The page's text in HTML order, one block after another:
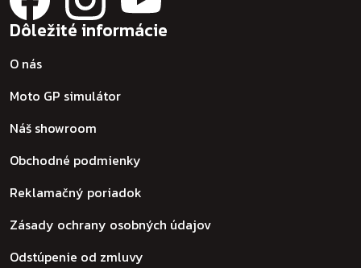
Dôležité informácie
O nás
Moto GP simulátor
Náš showroom
Obchodné podmienky
Reklamačný poriadok
Zásady ochrany osobných údajov
Odstúpenie od zmluvy